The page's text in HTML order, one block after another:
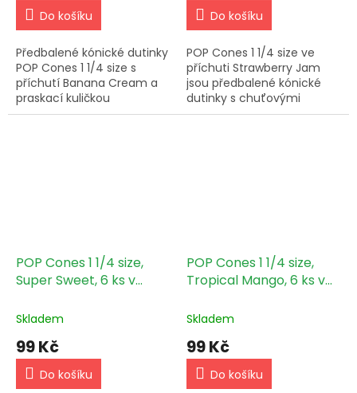
Do košíku
Předbalené kónické dutinky
POP Cones 1 1/4 size s
příchutí Banana Cream a
praskací kuličkou
naplněnou 100% ovocnými
Do košíku
POP Cones 1 1/4 size ve
příchuti Strawberry Jam
jsou předbalené kónické
dutinky s chuťovými
perličkami ze 100%
POP Cones 1 1/4 size,
Super Sweet, 6 ks v
Skladem
99 Kč
Do košíku
POP Cones 1 1/4 size,
Tropical Mango, 6 ks v
Skladem
99 Kč
Do košíku